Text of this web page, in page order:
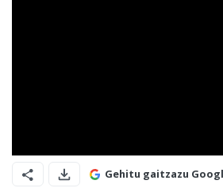
Gehitu gaitzazu